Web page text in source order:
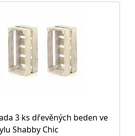
3 ks dřevěných beden ve
Shabby Chic